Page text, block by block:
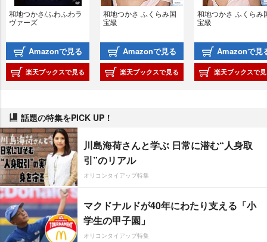
和地つかさ/ふわふわラ
ヴァーズ
Amazonで見る
楽天ブックスで見る
和地つかさ ふくらみ国
宝級
Amazonで見る
楽天ブックスで見る
和地つかさ ふくらみ
宝級
Amazonで見
楽天ブックスで
話題の特集をPICK UP！
川島海荷さんと学ぶ 日常に潜む“人身取
引”のリアル
オリコンタイアップ特集
マクドナルドが40年にわたり支える「小
学生の甲子園」
オリコンタイアップ特集